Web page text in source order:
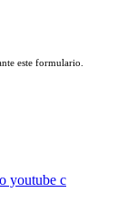
este formulario.